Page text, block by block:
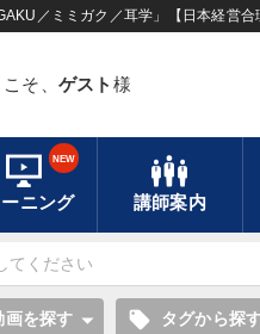
／ミミガク／耳学」【日本経営合
そ、 ゲスト 様
ニング
NEW
講師案内
画を探す local_offer タグから探